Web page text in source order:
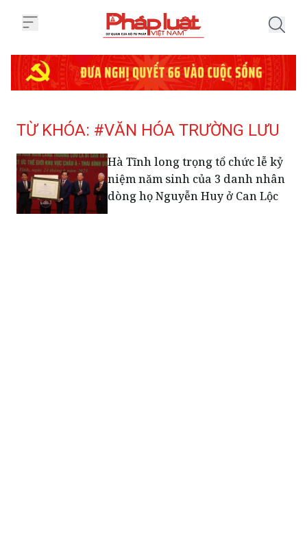
TỪ KHÓA: #VĂN HÓA TRƯỜNG LƯU
Hà Tĩnh long trọng tổ chức lễ kỷ
niệm năm sinh của 3 danh nhân
dòng họ Nguyễn Huy ở Can Lộc